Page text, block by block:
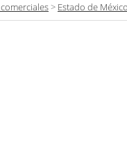
> Estado de México